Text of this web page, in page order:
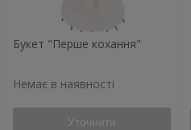
Букет "Перше кохання"
Немає в наявності
Уточнити